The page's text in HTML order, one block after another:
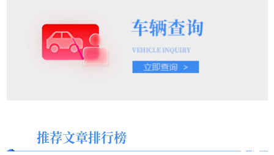
推荐文章排行榜